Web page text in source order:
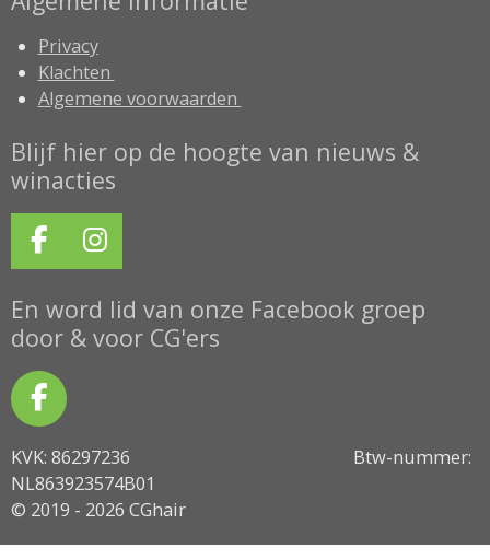
Privacy
Klachten
Algemene voorwaarden
Blijf hier op de hoogte van nieuws &
winacties
F
a
c
e
b
o
o
k
I
n
s
t
a
m
En word lid van onze Facebook groep
door & voor CG'ers
F
a
c
e
b
o
KVK: 86297236 Btw-nummer:
NL863923574B01
© 2019 - 2026 CGhair